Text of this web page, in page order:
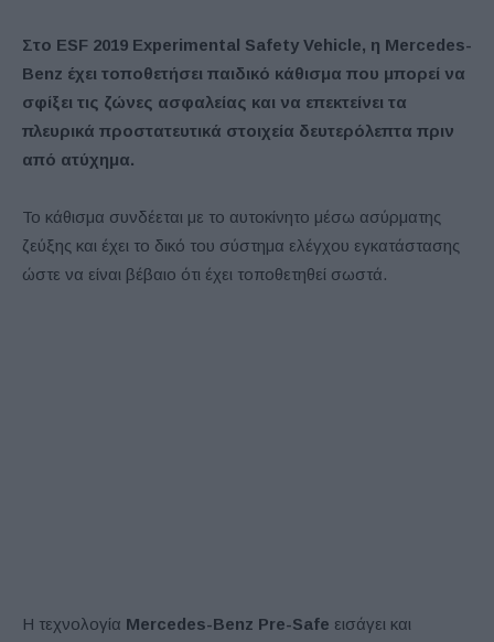
Στο ESF 2019 Experimental Safety Vehicle, η Mercedes-
Benz έχει τοποθετήσει παιδικό κάθισμα που μπορεί να
σφίξει τις ζώνες ασφαλείας και να επεκτείνει τα
πλευρικά προστατευτικά στοιχεία δευτερόλεπτα πριν
από ατύχημα.
Το κάθισμα συνδέεται με το αυτοκίνητο μέσω ασύρματης
ζεύξης και έχει το δικό του σύστημα ελέγχου εγκατάστασης
ώστε να είναι βέβαιο ότι έχει τοποθετηθεί σωστά.
Η τεχνολογία Mercedes-Benz Pre-Safe εισάγει και